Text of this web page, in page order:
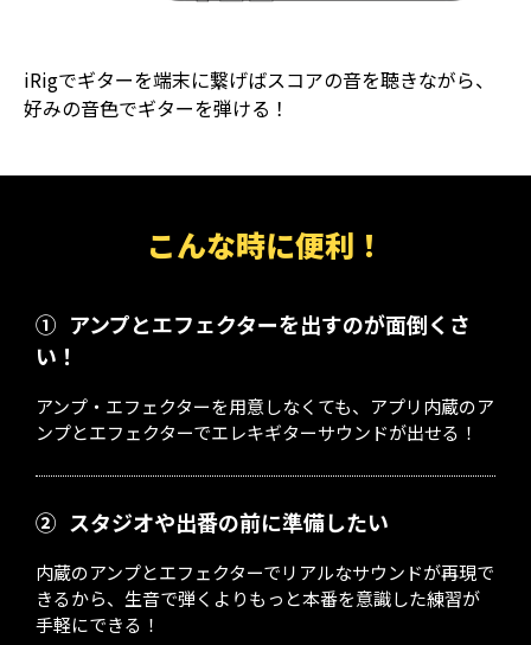
iRigでギターを端末に繋げばスコアの音を聴きながら、
好みの音色でギターを弾ける！
こんな時に便利！
① アンプとエフェクターを出すのが面倒くさ
い！
アンプ・エフェクターを用意しなくても、アプリ内蔵のア
ンプとエフェクターでエレキギターサウンドが出せる！
② スタジオや出番の前に準備したい
内蔵のアンプとエフェクターでリアルなサウンドが再現で
きるから、生音で弾くよりもっと本番を意識した練習が
手軽にできる！